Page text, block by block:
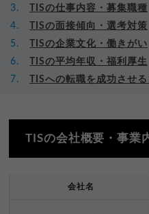
TISの仕事内容・募集職種
TISの面接傾向・選考対策
TISの企業文化・働きがい
TISの平均年収・福利厚生
TISへの転職を成功させる
TISの会社概要・事業
会社名